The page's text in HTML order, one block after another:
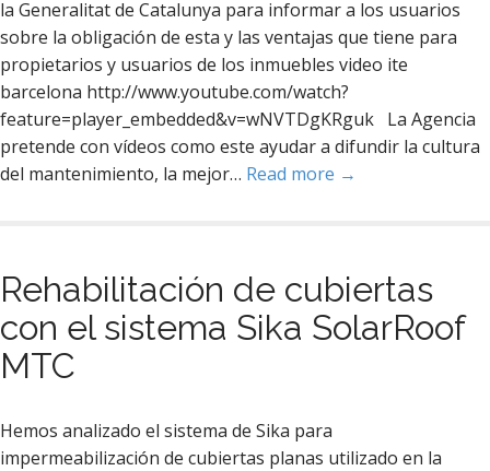
la Generalitat de Catalunya para informar a los usuarios
sobre la obligación de esta y las ventajas que tiene para
propietarios y usuarios de los inmuebles video ite
barcelona http://www.youtube.com/watch?
feature=player_embedded&v=wNVTDgKRguk La Agencia
pretende con vídeos como este ayudar a difundir la cultura
del mantenimiento, la mejor… Read more →
Rehabilitación de cubiertas
con el sistema Sika SolarRoof
MTC
Hemos analizado el sistema de Sika para
impermeabilización de cubiertas planas utilizado en la